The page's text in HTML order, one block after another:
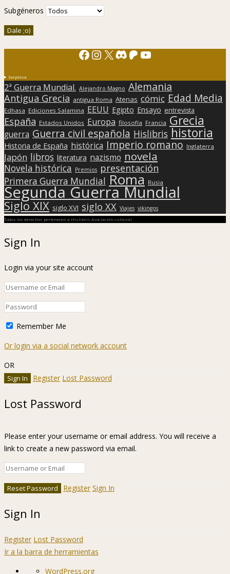
Subgéneros
Facebook
Instagram
X Discord
Patreon
YouTube
Sorpresa
2ª Guerra Mundial. Alejandro Magno Alemania
Antigua Grecia antigua Roma Atenas cómic Edad Media
Edhasa Ediciones Salamina EEUU Egipto Ensayo entrevista
España Estados Unidos Europa filosofía Francia Grecia
guerra Guerra civil española Hislibris historia
Historia de España histórica Imperio romano Inglaterra
Japón libros literatura nazismo novela
Novela histórica Premios presentación
Primera Guerra Mundial Roma Rusia
Segunda Guerra Mundial
Siglo XIX siglo XVI siglo XX Viajes vikingos
Todos los derechos pertenecen a Hislibris Asociación cultural
Sign In
Login via your site account
Remember Me
Or login via a social network account
OR
Register Lost Password
Lost Password
Please enter your username or email address. You will receive a
link to create a new password via email.
Register Sign In
Sign In
Register Lost Password
Ir a la barra de herramientas
AcercaWordPress.org